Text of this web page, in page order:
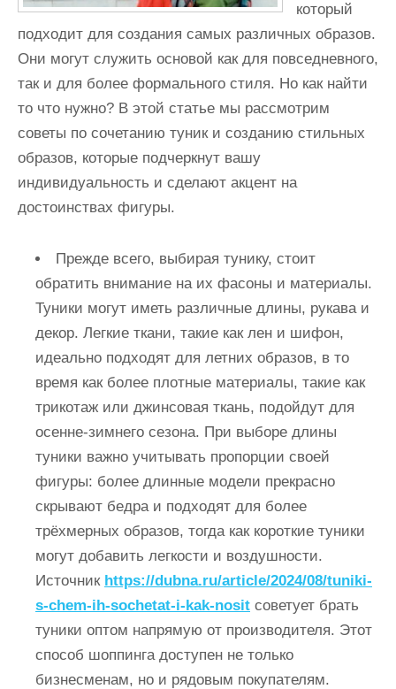
который
подходит для создания самых различных образов.
Они могут служить основой как для повседневного,
так и для более формального стиля. Но как найти
то что нужно? В этой статье мы рассмотрим
советы по сочетанию туник и созданию стильных
образов, которые подчеркнут вашу
индивидуальность и сделают акцент на
достоинствах фигуры.
Прежде всего, выбирая тунику, стоит
обратить внимание на их фасоны и материалы.
Туники могут иметь различные длины, рукава и
декор. Легкие ткани, такие как лен и шифон,
идеально подходят для летних образов, в то
время как более плотные материалы, такие как
трикотаж или джинсовая ткань, подойдут для
осенне-зимнего сезона. При выборе длины
туники важно учитывать пропорции своей
фигуры: более длинные модели прекрасно
скрывают бедра и подходят для более
трёхмерных образов, тогда как короткие туники
могут добавить легкости и воздушности.
Источник https://dubna.ru/article/2024/08/tuniki-
s-chem-ih-sochetat-i-kak-nosit советует брать
туники оптом напрямую от производителя. Этот
способ шоппинга доступен не только
бизнесменам, но и рядовым покупателям.